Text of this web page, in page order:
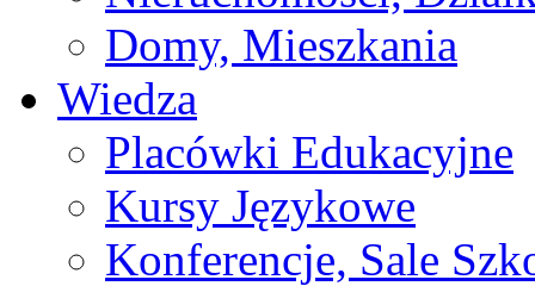
Domy, Mieszkania
Wiedza
Placówki Edukacyjne
Kursy Językowe
Konferencje, Sale